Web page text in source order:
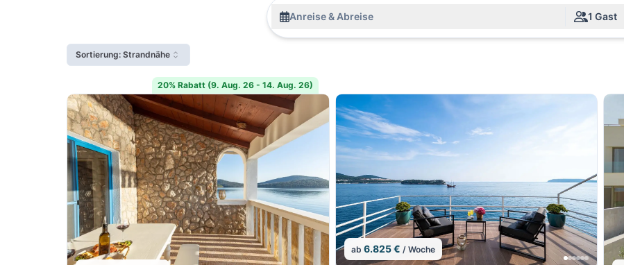
Anreise & Abreise 1 Gast
Sortierung: Strandnähe
20% Rabatt (9. Aug. 26 - 14. Aug. 26)
ab 6.825 € / Woche